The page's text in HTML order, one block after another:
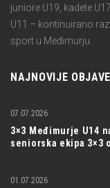
juniore U19, kadete
U11 – kontinuirano
sport u Međimurju.
NAJNOVIJE OBJAVE
3×3 Međimurje U14
seniorska ekipa 3×3
07.07.2026
01.07.2026